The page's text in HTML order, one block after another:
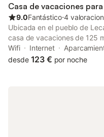
Casa de vacaciones
9.0Fantástico⋅4
Ubicada en el pueblo de
casa de vacaciones de 125
personas en 4 dormitorios.
de matrimonio y varias
Wifi Internet
desde 123 € por noche